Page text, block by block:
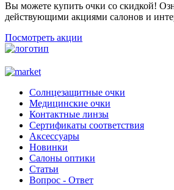
Вы можете купить очки со скидкой!
действующими акциями салонов и
Посмотреть акции
Солнцезащитные очки
Медицинские очки
Контактные линзы
Сертификаты соответствия
Аксессуары
Новинки
Салоны оптики
Статьи
Вопрос - Ответ